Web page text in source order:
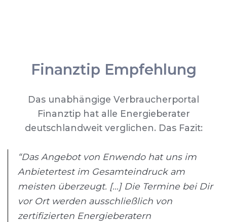
Finanztip Empfehlung
Das unabhängige Verbraucherportal
Finanztip hat alle Energieberater
deutschlandweit verglichen. Das Fazit:
“Das Angebot von Enwendo hat uns im
Anbietertest im Gesamteindruck am
meisten überzeugt. [...] Die Termine bei Dir
vor Ort werden ausschließlich von
zertifizierten Energieberatern